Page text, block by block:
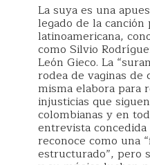
La suya es una
legado de la canción
latinoamericana,
como Silvio
León Gieco. La
rodea de vaginas de
misma elabora para
injusticias que
colombianas y en
entrevista
reconoce como una
estructurado”, pero